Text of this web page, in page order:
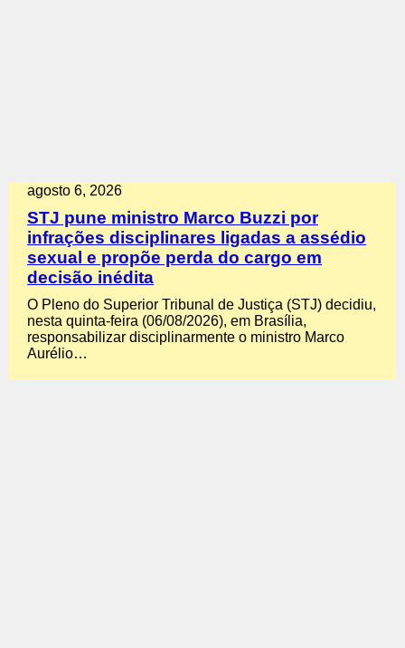
agosto 6, 2026
STJ pune ministro Marco Buzzi por
infrações disciplinares ligadas a assédio
sexual e propõe perda do cargo em
decisão inédita
O Pleno do Superior Tribunal de Justiça (STJ) decidiu,
nesta quinta-feira (06/08/2026), em Brasília,
responsabilizar disciplinarmente o ministro Marco
Aurélio…